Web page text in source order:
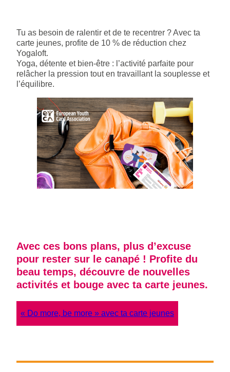
Tu as besoin de ralentir et de te recentrer ? Avec ta
carte jeunes, profite de 10 % de réduction chez
Yogaloft.
Yoga, détente et bien-être : l’activité parfaite pour
relâcher la pression tout en travaillant la souplesse et
l’équilibre.
Avec ces bons plans, plus d’excuse
pour rester sur le canapé ! Profite du
beau temps, découvre de nouvelles
activités et bouge avec ta carte jeunes.
« Do more, be more » avec ta carte jeunes